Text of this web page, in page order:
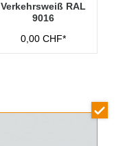
Verkehrsweiß RAL
9016
0,00 CHF*